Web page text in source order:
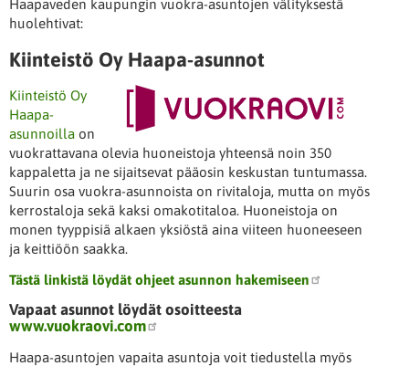
Haapaveden kaupungin vuokra-asuntojen välityksestä
huolehtivat:
Kiinteistö Oy Haapa-asunnot
Kiinteistö Oy
Haapa-
asunnoilla on
vuokrattavana olevia huoneistoja yhteensä noin 350
kappaletta ja ne sijaitsevat pääosin keskustan tuntumassa.
Suurin osa vuokra-asunnoista on rivitaloja, mutta on myös
kerrostaloja sekä kaksi omakotitaloa. Huoneistoja on
monen tyyppisiä alkaen yksiöstä aina viiteen huoneeseen
ja keittiöön saakka.
Tästä linkistä löydät ohjeet asunnon hakemiseen
Vapaat asunnot löydät osoitteesta
www.vuokraovi.com
Haapa-asuntojen vapaita asuntoja voit tiedustella myös